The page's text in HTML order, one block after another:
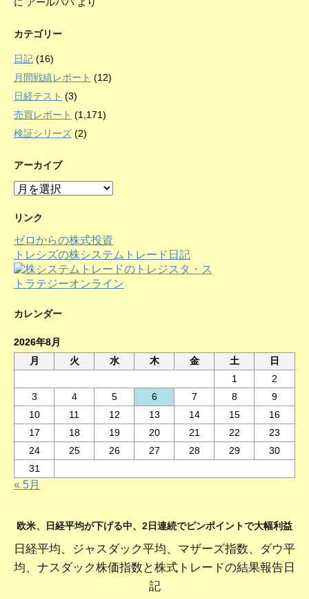
に アールパパ より
カテゴリー
日記 (16)
月間戦績レポート (12)
日経テスト (3)
売買レポート (1,171)
検証シリーズ (2)
アーカイブ
ア
カ
ブ
リンク
ゼロからの株式投資
トレシズの株システムトレード日記
カレンダー
2026年8月
月
火 水 木 金 土
日
1
2
3
4 5 6 7 8
9
10
11 12 13 14 15
16
17
18 19 20 21 22
23
24
25 26 27 28 29
30
31
« 5月
欧米、日経平均が下げる中、2日連続でピンポイントで大幅利益
日経平均、ジャスダック平均、マザーズ指数、ダウ平
均、ナスダック株価指数と株式トレードの結果報告日
記